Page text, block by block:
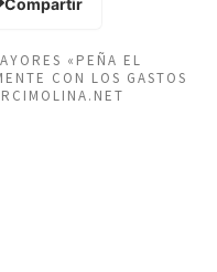
Compartir
«PEÑA EL
CON LOS GASTOS